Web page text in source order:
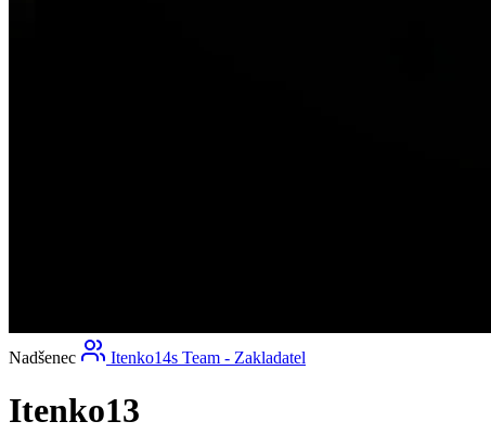
Nadšenec Itenko14s Team - Zakladatel
Itenko13